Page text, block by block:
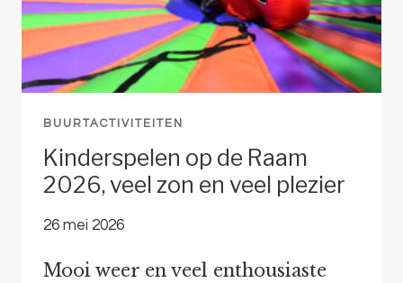
BUURTACTIVITEITEN
Kinderspelen op de Raam
2026, veel zon en veel plezier
26 mei 2026
Mooi weer en veel enthousiaste